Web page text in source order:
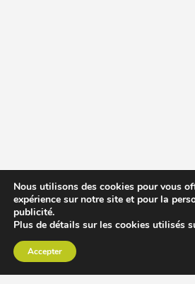
Nous utilisons des cookies pour vous
expérience sur notre site et pour la
publicité.
Plus de détails sur les cookies utilisés
Accepter